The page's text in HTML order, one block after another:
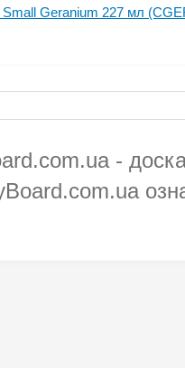
Geranium 227 мл
-